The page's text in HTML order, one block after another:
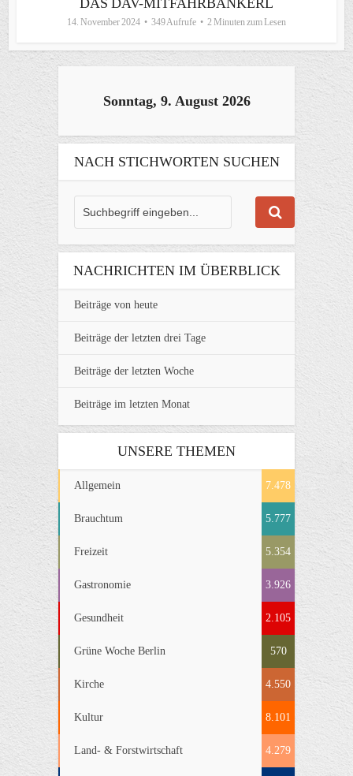
14. November 2024 349 Aufrufe 2 Minuten zum Lesen
Sonntag, 9. August 2026
NACH STICHWORTEN SUCHEN
NACHRICHTEN IM ÜBERBLICK
Beiträge von heute
Beiträge der letzten drei Tage
Beiträge der letzten Woche
Beiträge im letzten Monat
UNSERE THEMEN
Allgemein 7.478
Brauchtum 5.777
Freizeit 5.354
Gastronomie 3.926
Gesundheit 2.105
Grüne Woche Berlin 570
Kirche 4.550
Kultur 8.101
Land- & Forstwirtschaft 4.279